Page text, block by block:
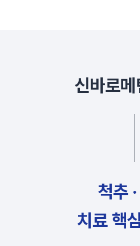
신바로
척추
치료 핵